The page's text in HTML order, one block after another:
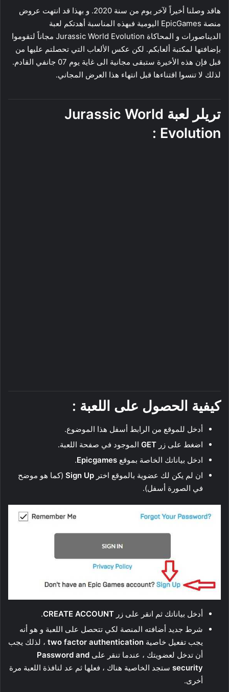
هاقد وصلنا أخيراً لآخر يوم من سنة 2020. و بهذا قد انتهت عروض
منصة EpicGames اليومية فبهذه المناسبة أهدتكم لعبة
الديناصورات و المحاكاة Jurassic World Evolution مجاناً لتقوموا
بإضافتها لمكتبة ألعابكم. لكن عكس الألعاب التي تحصلتم عليها من
قبل فإن هذه الأخيرة ستبقى مجانية الى غاية يوم 07 جانفي القادم.
لذلك لا تنسوا اقتناءها قبل انتهاء هذا العرض المجاني.
تريلر لعبة Jurassic World
Evolution :
كيفية الحصول على اللعبة :
أدخل للموقع من الرابط أسفل هذا الموضوع.
اضغط على زر GET الموجود في صفحة اللعبة.
ادخل بياناتك الخاصة بموقع Epicgames
.
ان لم يكن لك عضوية بالموقع اختر Sign Up (كما هو موضح
في الصورة أسفل).
أدخل بياناتك ثم انقر على زر CREATE ACCOUNT
.
شرط جديد أضافته المنصة لكي تتحصل على اللعبة و هو أنه
يجب تفعيل خاصية two factor authentication ، لذلك يجب
أن تدخل لعضويتك ، عندما تنقر على Password and
security ستجد الخاصية هناك ، فعلها ثم عد لنافذة اللعبة مرة
أخرى.